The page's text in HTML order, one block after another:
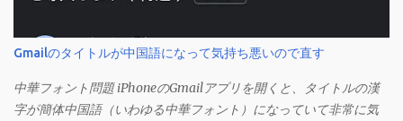
Gmailのタイトルが中国語になって気持ち悪いので直す
中華フォント問題 iPhoneのGmailアプリを開くと、タイトルの漢
字が簡体中国語（いわゆる中華フォント）になっていて非常に気